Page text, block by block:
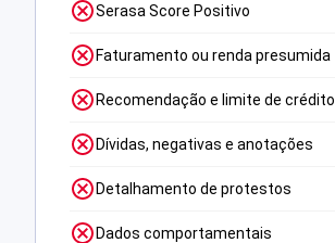
Serasa Score Positivo
Faturamento ou renda presumida
Recomendação e limite de crédito
Dívidas, negativas e anotações
Detalhamento de protestos
Dados comportamentais